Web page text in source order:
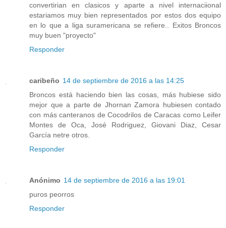
convertirian en clasicos y aparte a nivel internaciional
estariamos muy bien representados por estos dos equipo
en lo que a liga suramericana se refiere.. Exitos Broncos
muy buen "proyecto"
Responder
caribeño 14 de septiembre de 2016 a las 14:25
Broncos está haciendo bien las cosas, más hubiese sido
mejor que a parte de Jhornan Zamora hubiesen contado
con más canteranos de Cocodrilos de Caracas como Leifer
Montes de Oca, José Rodriguez, Giovani Diaz, Cesar
García netre otros.
Responder
Anónimo 14 de septiembre de 2016 a las 19:01
puros peorros
Responder